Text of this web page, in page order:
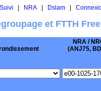
Suivi NRA| Dslam|
et FTTH
NRA /
(ANJ75,